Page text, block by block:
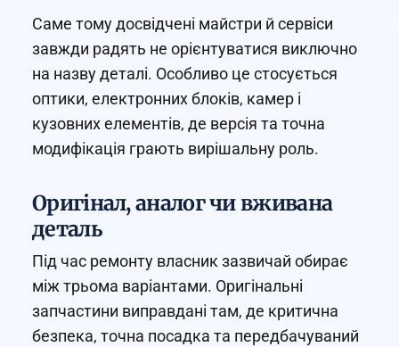
Саме тому досвідчені майстри й сервіси
завжди радять не орієнтуватися виключно
на назву деталі. Особливо це стосується
оптики, електронних блоків, камер і
кузовних елементів, де версія та точна
модифікація грають вирішальну роль.
Оригінал, аналог чи вживана
деталь
Під час ремонту власник зазвичай обирає
між трьома варіантами. Оригінальні
запчастини виправдані там, де критична
безпека, точна посадка та передбачуваний